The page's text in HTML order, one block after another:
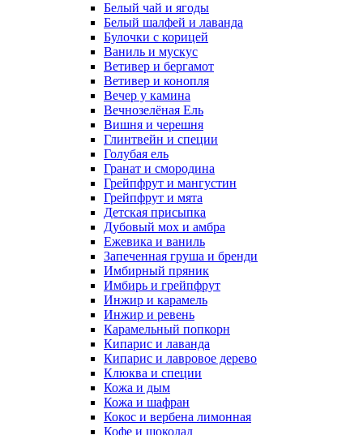
Белый чай и ягоды
Белый шалфей и лаванда
Булочки с корицей
Ваниль и мускус
Ветивер и бергамот
Ветивер и конопля
Вечер у камина
Вечнозелёная Ель
Вишня и черешня
Глинтвейн и специи
Голубая ель
Гранат и смородина
Грейпфрут и мангустин
Грейпфрут и мята
Детская присыпка
Дубовый мох и амбра
Ежевика и ваниль
Запеченная груша и бренди
Имбирный пряник
Имбирь и грейпфрут
Инжир и карамель
Инжир и ревень
Карамельный попкорн
Кипарис и лаванда
Кипарис и лавровое дерево
Клюква и специи
Кожа и дым
Кожа и шафран
Кокос и вербена лимонная
Кофе и шоколад